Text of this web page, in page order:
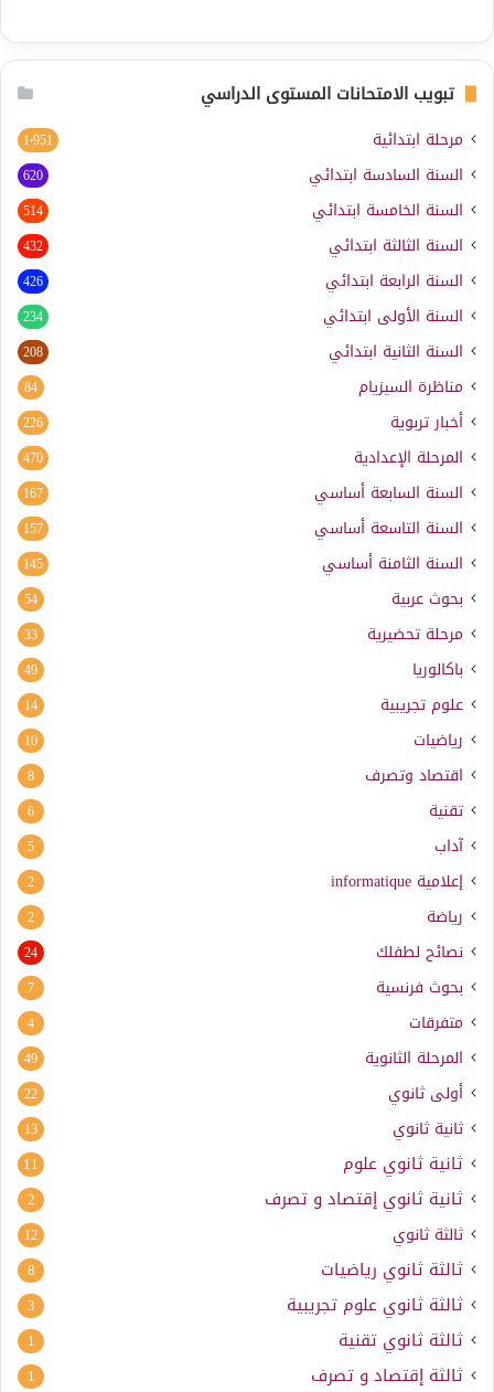
تبويب الامتحانات المستوى الدراسي
مرحلة ابتدائية 1٬951
السنة السادسة ابتدائي 620
السنة الخامسة ابتدائي 514
السنة الثالثة ابتدائي 432
السنة الرابعة ابتدائي 426
السنة الأولى ابتدائي 234
السنة الثانية ابتدائي 208
مناظرة السيزيام 84
أخبار تربوية 226
المرحلة الإعدادية 470
السنة السابعة أساسي 167
السنة التاسعة أساسي 157
السنة الثامنة أساسي 145
بحوث عربية 54
مرحلة تحضيرية 33
باكالوريا 49
علوم تجريبية 14
رياضيات 10
اقتصاد وتصرف 8
تقنية 6
آداب 5
إعلامية informatique
2
رياضة 2
نصائح لطفلك 24
بحوث فرنسية 7
متفرقات 4
المرحلة الثانوية 49
أولى ثانوي 22
ثانية ثانوي 13
ثانية ثانوي علوم 11
ثانية ثانوي إقتصاد و تصرف 2
ثالثة ثانوي 12
ثالثة ثانوي رياضيات 8
ثالثة ثانوي علوم تجريبية 3
ثالثة ثانوي تقنية 1
ثالثة إقتصاد و تصرف 1